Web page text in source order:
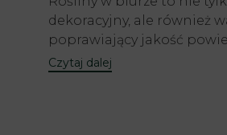
dekoracyjny, ale również
poprawiający jakość
Czytaj dalej